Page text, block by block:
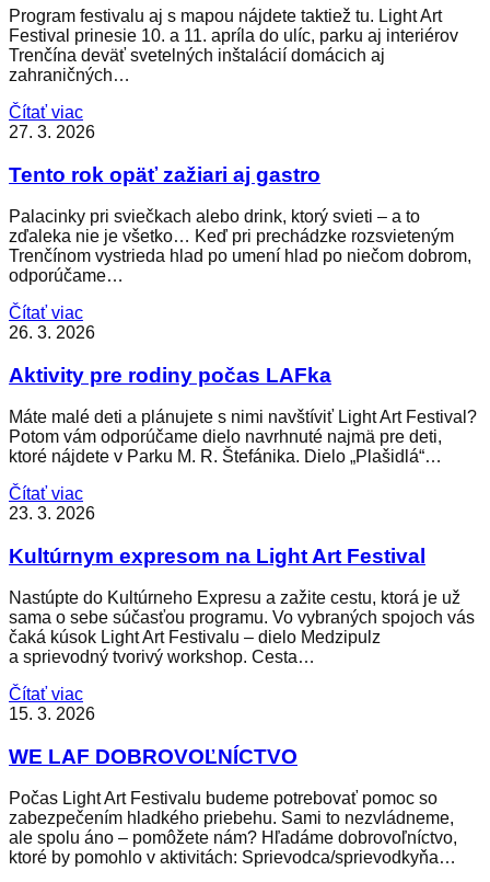
Program festivalu aj s mapou nájdete taktiež tu. Light Art
Festival prinesie 10. a 11. apríla do ulíc, parku aj interiérov
Trenčína deväť svetelných inštalácií domácich aj
zahraničných…
Čítať viac
27. 3. 2026
Tento rok opäť zažiari aj gastro
Palacinky pri sviečkach alebo drink, ktorý svieti – a to
zďaleka nie je všetko… Keď pri prechádzke rozsvieteným
Trenčínom vystrieda hlad po umení hlad po niečom dobrom,
odporúčame…
Čítať viac
26. 3. 2026
Aktivity pre rodiny počas LAFka
Máte malé deti a plánujete s nimi navštíviť Light Art Festival?
Potom vám odporúčame dielo navrhnuté najmä pre deti,
ktoré nájdete v Parku M. R. Štefánika. Dielo „Plašidlá“…
Čítať viac
23. 3. 2026
Kultúrnym expresom na Light Art Festival
Nastúpte do Kultúrneho Expresu a zažite cestu, ktorá je už
sama o sebe súčasťou programu. Vo vybraných spojoch vás
čaká kúsok Light Art Festivalu – dielo Medzipulz
a sprievodný tvorivý workshop. Cesta…
Čítať viac
15. 3. 2026
WE LAF DOBROVOĽNÍCTVO
Počas Light Art Festivalu budeme potrebovať pomoc so
zabezpečením hladkého priebehu. Sami to nezvládneme,
ale spolu áno – pomôžete nám? Hľadáme dobrovoľníctvo,
ktoré by pomohlo v aktivitách: Sprievodca/sprievodkyňa…